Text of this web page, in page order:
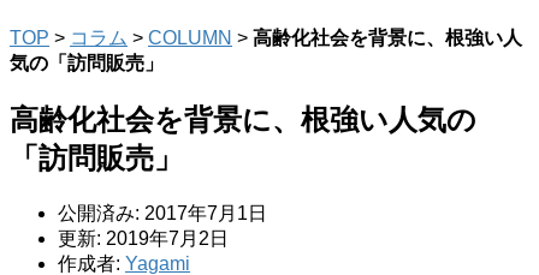
TOP > コラム > COLUMN > 高齢化社会を背景に、根強い人
気の「訪問販売」
高齢化社会を背景に、根強い人気の
「訪問販売」
公開済み: 2017年7月1日
更新: 2019年7月2日
作成者: Yagami